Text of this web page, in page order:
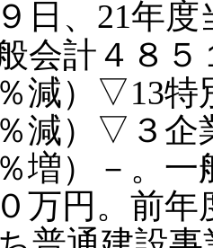
日、21年
会計４８
減）▽13特
％減）▽３
％増）－。
万円。前